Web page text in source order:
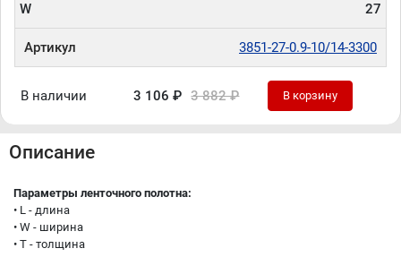
W 27
Артикул 3851-27-0.9-10/14-3300
В наличии 3 106 ₽ 3 882 ₽ В корзину
Описание
Параметры ленточного полотна:
• L - длина
• W - ширина
• T - толщина